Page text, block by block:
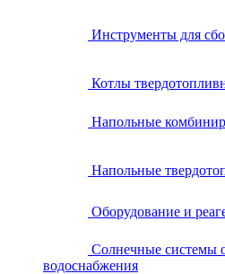
Инструменты для
Котлы
Напольные
Напольные
Оборудование и
Солнечные системы
водоснабжения